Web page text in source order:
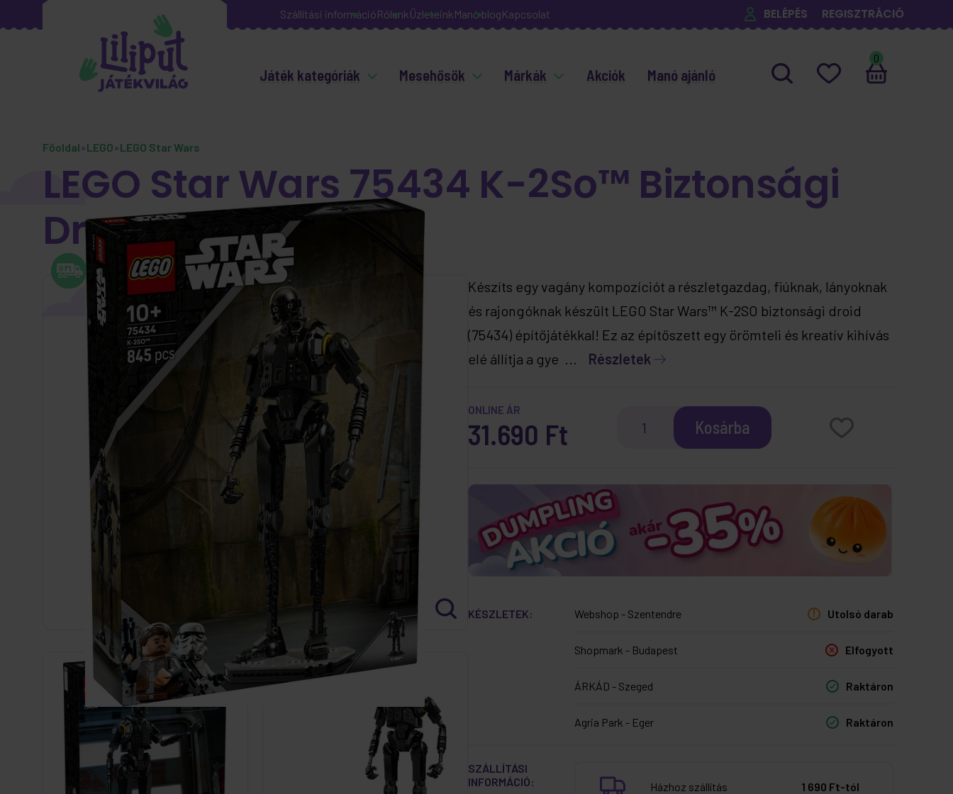
Szállítási információRólunk Üzleteink Manó blogKapcsolat BELÉPÉS REGISZTRÁCIÓ
Játék kategóriák Mesehősök Márkák Akciók Manó ajánló
0
Főoldal»LEGO»LEGO Star Wars
LEGO Star Wars 75434 K-2So™ Biztonsági
Droid
Készíts egy vagány kompozíciót a részletgazdag, fiúknak, lányoknak
és rajongóknak készült LEGO Star Wars™ K-2SO biztonsági droid
(75434) építőjátékkal! Ez az építőszett egy örömteli és kreatív kihívás
elé állítja a gye ... Részletek
ONLINE ÁR
31.690 Ft Kosárba
KÉSZLETEK: Webshop - Szentendre Utolsó darab
Shopmark - Budapest Elfogyott
ÁRKÁD - Szeged Raktáron
Agria Park - Eger Raktáron
SZÁLLÍTÁSI
INFORMÁCIÓ:
Házhoz szállítás 1 690 Ft-tól